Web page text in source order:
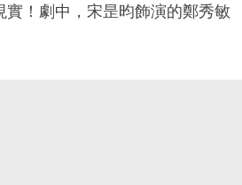
！劇中，宋昰昀飾演的鄭秀敏